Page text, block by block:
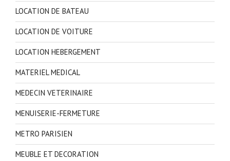
LOCATION DE BATEAU
LOCATION DE VOITURE
LOCATION HEBERGEMENT
MATERIEL MEDICAL
MEDECIN VETERINAIRE
MENUISERIE-FERMETURE
METRO PARISIEN
MEUBLE ET DECORATION